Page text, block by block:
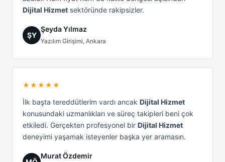
Dijital Hizmet sektöründe rakipsizler.
ŞY
Şeyda Yılmaz
Yazılım Girişimi, Ankara
★★★★★
İlk başta tereddütlerim vardı ancak Dijital Hizmet
konusundaki uzmanlıkları ve süreç takipleri beni çok
etkiledi. Gerçekten profesyonel bir Dijital Hizmet
deneyimi yaşamak isteyenler başka yer aramasın.
Murat Özdemir